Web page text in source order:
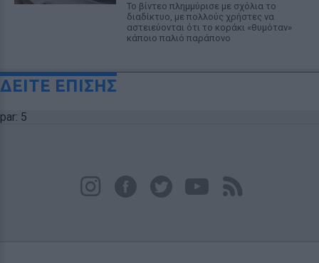
Το βίντεο πλημμύρισε με σχόλια το
διαδίκτυο, με πολλούς χρήστες να
αστειεύονται ότι το κοράκι «θυμόταν»
κάποιο παλιό παράπονο
ΔΕΙΤΕ ΕΠΙΣΗΣ
par: 5